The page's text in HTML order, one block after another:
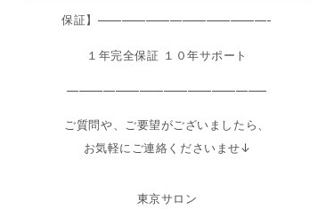
保証】——————————————-
１年完全保証 １０年サポート
————————————————–
ご質問や、ご要望がございましたら、
お気軽にご連絡くださいませ↓
東京サロン